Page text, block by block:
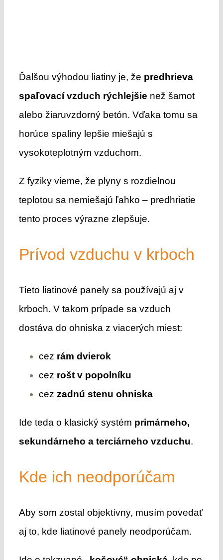
Ďalšou výhodou liatiny je, že predhrieva
spaľovací vzduch rýchlejšie než šamot
alebo žiaruvzdorný betón. Vďaka tomu sa
horúce spaliny lepšie miešajú s
vysokoteplotným vzduchom.
Z fyziky vieme, že plyny s rozdielnou
teplotou sa nemiešajú ľahko – predhriatie
tento proces výrazne zlepšuje.
Prívod vzduchu v krboch
Tieto liatinové panely sa používajú aj v
krboch. V takom prípade sa vzduch
dostáva do ohniska z viacerých miest:
cez rám dvierok
cez rošt v popolníku
cez zadnú stenu ohniska
Ide teda o klasický systém primárneho,
sekundárneho a terciárneho vzduchu.
Kde ich neodporúčam
Aby som zostal objektívny, musím povedať
aj to, kde liatinové panely neodporúčam.